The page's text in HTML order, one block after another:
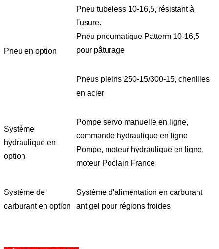
Pneu en option
Pneu tubeless 10-16,5, résistant à
l'usure.
Pneu pneumatique Patterm 10-16,5
pour pâturage
Pneus pleins 250-15/300-15, chenilles
en acier
Système
hydraulique en
option
Pompe servo manuelle en ligne,
commande hydraulique en ligne
Pompe, moteur hydraulique en ligne,
moteur Poclain France
Système de
carburant en option
Système d'alimentation en carburant
antigel pour régions froides